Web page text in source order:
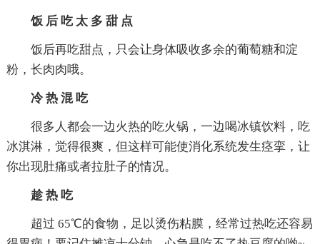
饭 后 吃 太 多 甜 点
饭后再吃甜点，只会让身体吸收多余的葡萄糖和淀
粉，长肉肉哦。
冷 热 混 吃
很多人都会一边火热的吃火锅，一边喝冰镇饮料，吃
冰淇淋，觉得很爽，但这样可能使消化系统发生痉挛，让
你出现肚痛或者拉肚子的情况。
趁 热 吃
超过 65℃的食物，足以烫伤粘膜，经常过热吃还容易